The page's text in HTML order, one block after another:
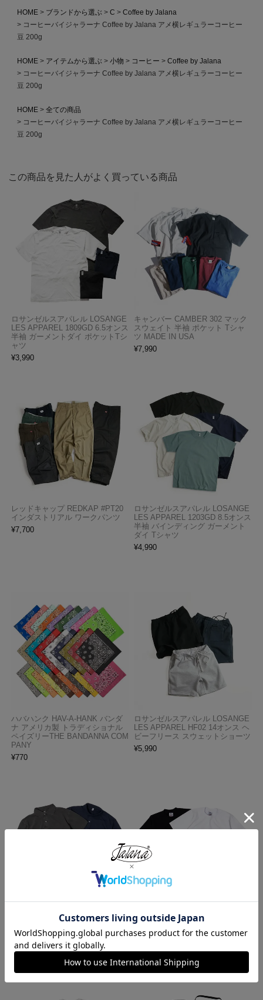
HOME ブランドから選ぶ C
Coffee by Jalana
コーヒーバイジャラーナ Coffee by Jalana アメ横レギュラーコーヒー
豆 200g
HOME アイテムから選ぶ 小物 コーヒー
Coffee by Jalana
コーヒーバイジャラーナ Coffee by Jalana アメ横レギュラーコーヒー
豆 200g
HOME
全ての商品
コーヒーバイジャラーナ Coffee by Jalana アメ横レギュラーコーヒー
豆 200g
この商品を見た人がよく買っている商品
ロサンゼルスアパレル LOSANGE
LES APPAREL 1809GD 6.5オンス
半袖 ガーメントダイ ポケットTシ
ャツ
¥3,990
キャンバー CAMBER 302 マック
スウェイト 半袖 ポケット Tシャ
ツ MADE IN USA
¥7,990
レッドキャップ REDKAP #PT20
インダストリアル ワークパンツ
¥7,700
ロサンゼルスアパレル LOSANGE
LES APPAREL 1203GD 8.5オンス
半袖 バインディング ガーメント
ダイ Tシャツ
¥4,990
ハバハンク HAV-A-HANK バンダ
ナ アメリカ製 トラディショナル
ペイズリーTHE BANDANNA COM
PANY
¥770
ロサンゼルスアパレル LOSANGE
LES APPAREL HF02 14オンス ヘ
ビーフリース スウェットショーツ
¥5,990
LES APPAREL 18412GD 18/1 シ
6,990
ェイト コットン 半袖 クルーネッ
ク Tシャツ
¥1,990
今週のベストセラー